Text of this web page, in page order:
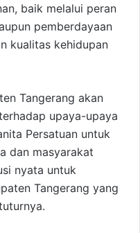
baik melalui peran
pemberdayaan
kualitas kehidupan
Tangerang akan
upaya-upaya
Persatuan untuk
dan masyarakat
nyata untuk
Tangerang yang